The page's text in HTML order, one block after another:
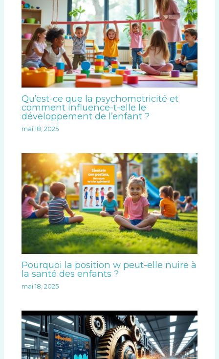
Qu’est-ce que la psychomotricité et
comment influence-t-elle le
développement de l’enfant ?
mai 18, 2025
Pourquoi la position w peut-elle nuire à
la santé des enfants ?
mai 18, 2025